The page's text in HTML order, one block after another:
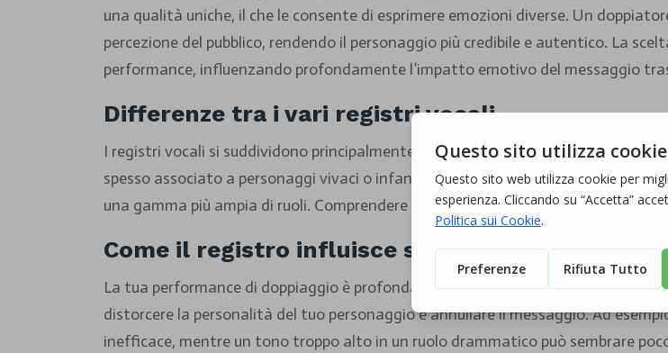
una qualità uniche, il che le consente di esprimere emozioni diverse. Un
percezione del pubblico, rendendo il personaggio più credibile e autentico. La
performance, influenzando profondamente l’impatto emotivo del messaggio
Differenze tra i vari registri vocali
I registri vocali si suddividono principalmente in alto,medioebasso , ognuno
spesso associato a personaggi vivaci o infantili, mentre il basso evoca autorità
una gamma più ampia di ruoli. Comprendere queste differenze ti permette di
Come il registro influisce sulla performance di
La tua performance di doppiaggio è profondamente influenzata dal registro
distorcere la personalità del tuo personaggio e annullare il messaggio. Ad
inefficace, mentre un tono troppo alto in un ruolo drammatico può sembrare